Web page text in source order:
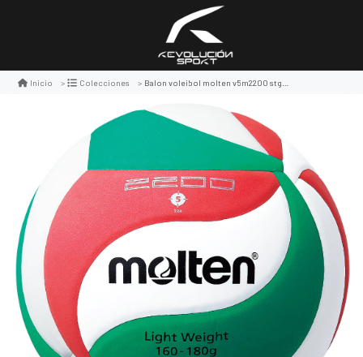
Inicio Colecciones Balon voleibol molten v5m2200 stgo.2023